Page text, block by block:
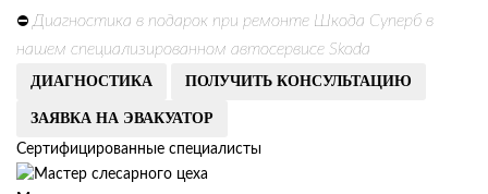
⛔ Диагностика в подарок при ремонте Шкода Суперб в
нашем специализированном автосервисе Skoda
ДИАГНОСТИКА ПОЛУЧИТЬ КОНСУЛЬТАЦИЮ
ЗАЯВКА НА ЭВАКУАТОР
Сертифицированные специалисты